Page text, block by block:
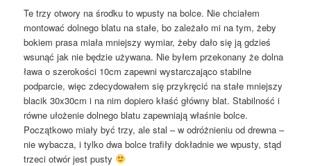
Te trzy otwory na środku to wpusty na bolce. Nie chciałem
montować dolnego blatu na stałe, bo zależało mi na tym, żeby
bokiem prasa miała mniejszy wymiar, żeby dało się ją gdzieś
wsunąć jak nie będzie używana. Nie byłem przekonany że dolna
ława o szerokości 10cm zapewni wystarczająco stabilne
podparcie, więc zdecydowałem się przykręcić na stałe mniejszy
blacik 30x30cm i na nim dopiero kłaść główny blat. Stabilność i
równe ułożenie dolnego blatu zapewniają właśnie bolce.
Początkowo miały być trzy, ale stal – w odróżnieniu od drewna –
nie wybacza, i tylko dwa bolce trafiły dokładnie we wpusty, stąd
trzeci otwór jest pusty